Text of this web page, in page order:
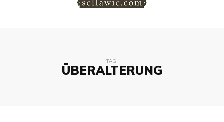
TAG:
ÜBERALTERUNG